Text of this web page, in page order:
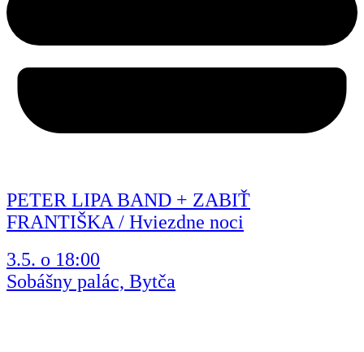
PETER LIPA BAND + ZABIŤ
FRANTIŠKA / Hviezdne noci
3.5. o 18:00
Sobášny palác, Bytča